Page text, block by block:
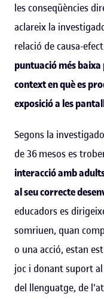
les conseqüències
aclareix la
relació de causa-
puntuació més
context en què es
exposició a les
Segons la
de 36 mesos es
interacció amb
al seu correcte
educadors es
somriuen, quan
o una acció, estan
joc i donant suport
del llenguatge, de